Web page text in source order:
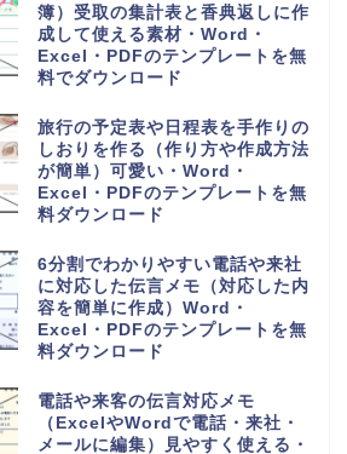
手作りで作れるおしゃれでかわい
い座席表（小学生・小学校の席一
覧）作るのが簡単・Word・
Excel・PDFのテンプレートを無
6列に30人の小学校の教室で使え
る座席表（作成方法簡単・手書き
記入・パソコン入力）Word・
Excel・PDFのテンプレートを無
一時間目から六時間目の時間割表
（ワードとエクセルで簡単編集・
PDFをA4用紙に印刷・おしゃれ
なフリー素材）のテンプレートを
香典返しや整理に使える名簿帳一
覧（A4用紙の横型に印刷）簡易